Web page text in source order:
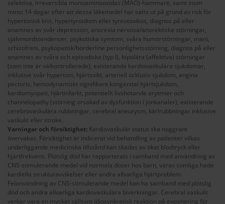
selektiva, irreversibla monoaminooxidas (MAO)-hämmare, samt inom
minst 14 dagar efter att dessa läkemedel har satts ut på grund av risk för
hypertonisk kris, hypertyroidism eller tyreotoxikos, diagnos på eller
anamnes av svår depression, anorexia nervosa/anorektiska störningar,
självmordstendenser, psykotiska symtom, svåra humörstörningar, mani,
schizofreni, psykopatisk/borderline personlighetsstörning, diagnos på eller
anamnes av svåra och episodiska (typ I), bipolära (affektiva) störningar
(som inte är välkontrollerade), existerande kardiovaskulära sjukdomar,
inklusive svår hypertoni, hjärtsvikt, arteriell ocklusiv sjukdom, angina
pectoris, hemodynamiskt signifikant kongenital hjärtsjukdom,
kardiomyopati, hjärtinfarkt, potentiellt livshotande arytmier och
channelopathy (störning orsakad av dysfunktion i jonkanaler), existerande
cerebrovaskulära rubbningar, cerebral aneurysm, kärlrubbningar inklusive
vaskulit eller stroke.
Varningar och försiktighet: Kardiovaskulär status ska noggrant
övervakas. Försiktighet är indicerat vid behandling av patienter vilkas
underliggande medicinska tillstånd kan skadas av ökat blodtryck eller
hjärtfrekvens. Plötslig död har rapporterats i samband med användning av
CNS-stimulerande medel vid normala doser hos barn, varav somliga hade
kardiella strukturavvikelser eller andra allvarliga hjärtproblem.
Felanvändning av CNS-stimulerande medel kan ha samband med plötslig
död och andra allvarliga kardiovaskulära biverkningar. Cerebral vaskulit
verkar vara en mycket sällsynt idiosynkratisk reaktion på exponering för